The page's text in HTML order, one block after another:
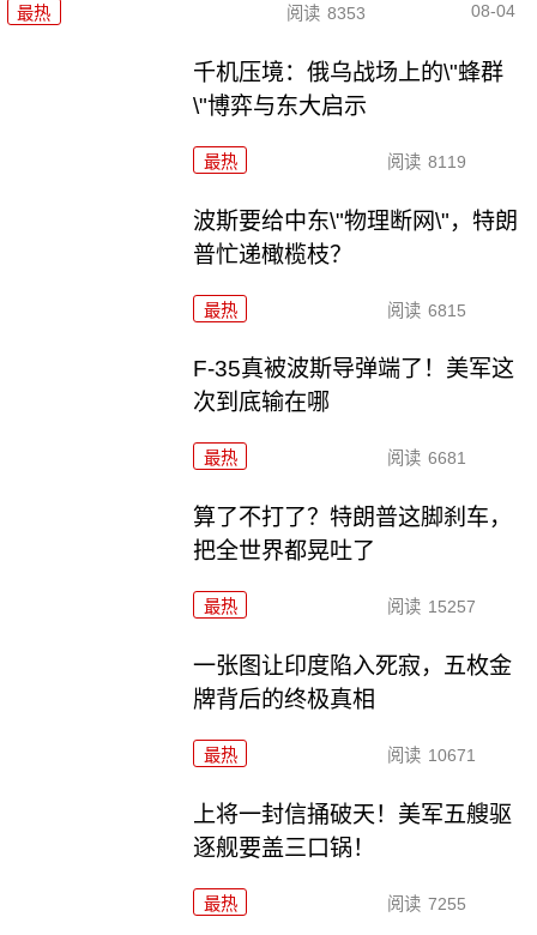
最热 阅读 8353 08-04
千机压境：俄乌战场上的\"蜂群
\"博弈与东大启示
最热 阅读 8119
波斯要给中东\"物理断网\"，特朗
普忙递橄榄枝？
最热 阅读 6815
F-35真被波斯导弹端了！美军这
次到底输在哪
最热 阅读 6681
算了不打了？特朗普这脚刹车，
把全世界都晃吐了
最热 阅读 15257
一张图让印度陷入死寂，五枚金
牌背后的终极真相
最热 阅读 10671
上将一封信捅破天！美军五艘驱
逐舰要盖三口锅！
最热 阅读 7255